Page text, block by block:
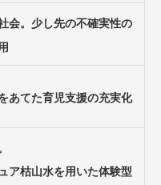
会。少し先の不確実性の
あてた育児支援の充実化
ア枯山水を用いた体験型